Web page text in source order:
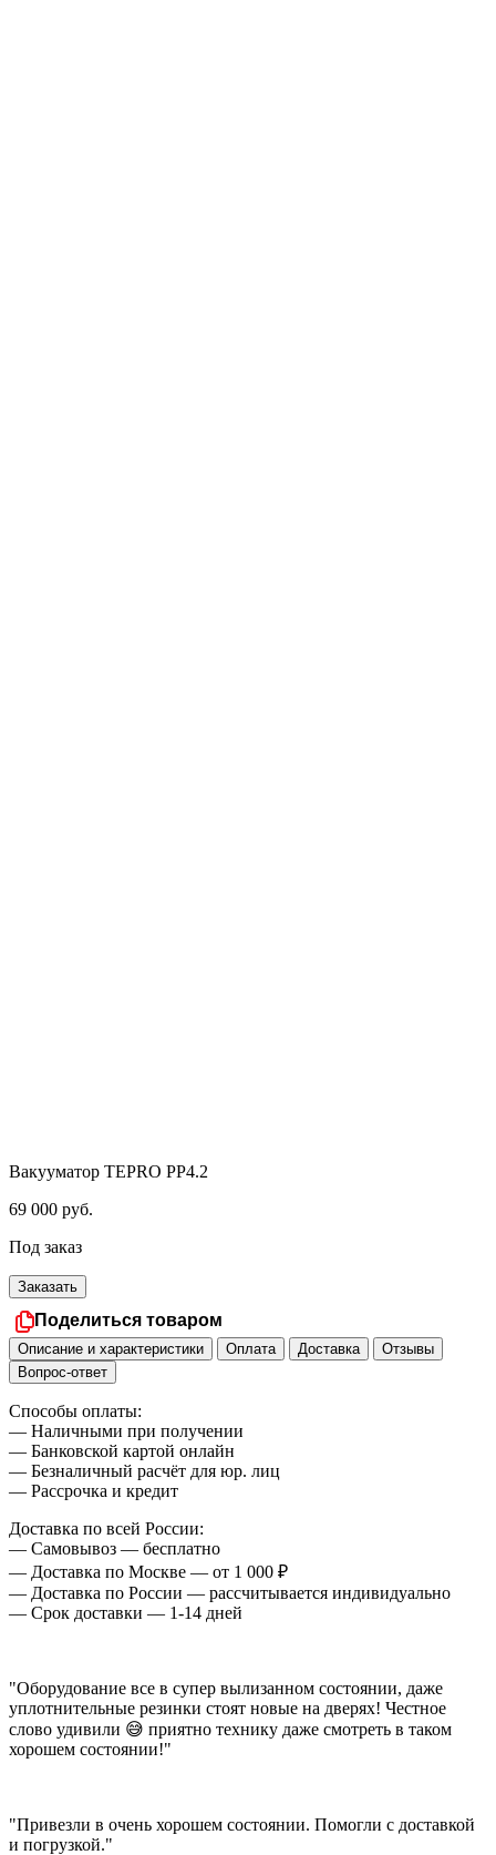
Вакууматор TEPRO PP4.2
69 000 руб.
Под заказ
Заказать
Поделиться товаром
Описание и характеристики Оплата Доставка
Отзывы
Вопрос-ответ
Способы оплаты:
— Наличными при получении
— Банковской картой онлайн
— Безналичный расчёт для юр. лиц
— Рассрочка и кредит
Доставка по всей России:
— Самовывоз — бесплатно
— Доставка по Москве — от 1 000 ₽
— Доставка по России — рассчитывается индивидуально
— Срок доставки — 1-14 дней
"Оборудование все в супер вылизанном состоянии, даже
уплотнительные резинки стоят новые на дверях! Честное
слово удивили 😅 приятно технику даже смотреть в таком
хорошем состоянии!"
"Привезли в очень хорошем состоянии. Помогли с доставкой
и погрузкой."